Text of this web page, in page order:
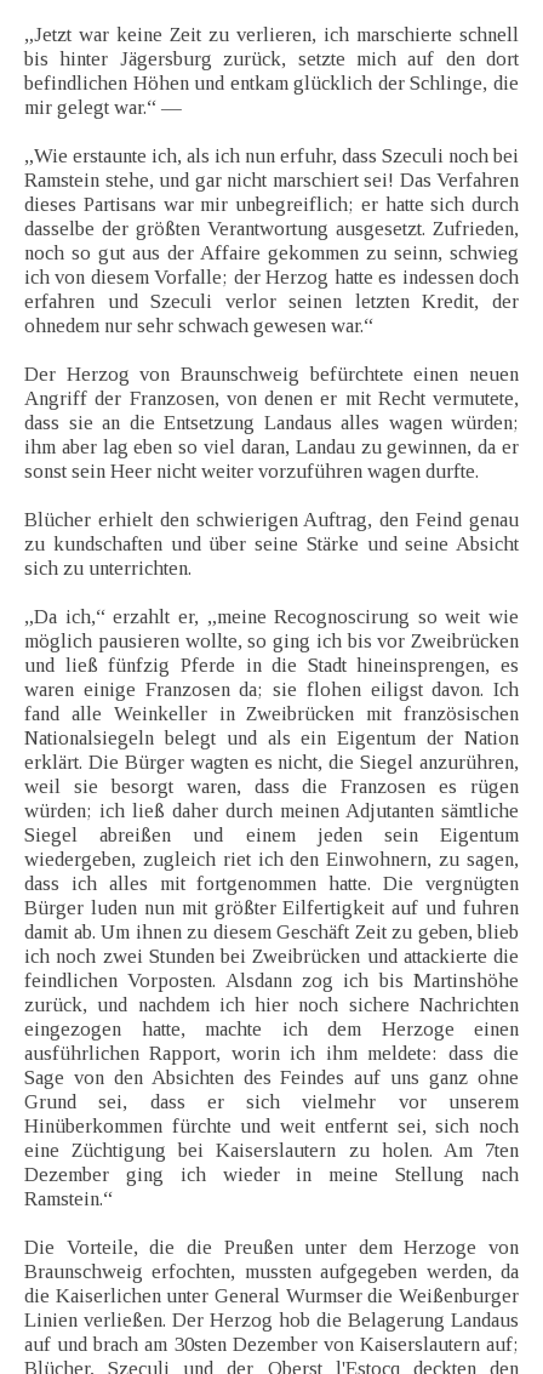
„Jetzt war keine Zeit zu verlieren, ich marschierte schnell
bis hinter Jägersburg zurück, setzte mich auf den dort
befindlichen Höhen und entkam glücklich der Schlinge, die
mir gelegt war.“ —
„Wie erstaunte ich, als ich nun erfuhr, dass Szeculi noch bei
Ramstein stehe, und gar nicht marschiert sei! Das Verfahren
dieses Partisans war mir unbegreiflich; er hatte sich durch
dasselbe der größten Verantwortung ausgesetzt. Zufrieden,
noch so gut aus der Affaire gekommen zu seinn, schwieg
ich von diesem Vorfalle; der Herzog hatte es indessen doch
erfahren und Szeculi verlor seinen letzten Kredit, der
ohnedem nur sehr schwach gewesen war.“
Der Herzog von Braunschweig befürchtete einen neuen
Angriff der Franzosen, von denen er mit Recht vermutete,
dass sie an die Entsetzung Landaus alles wagen würden;
ihm aber lag eben so viel daran, Landau zu gewinnen, da er
sonst sein Heer nicht weiter vorzuführen wagen durfte.
Blücher erhielt den schwierigen Auftrag, den Feind genau
zu kundschaften und über seine Stärke und seine Absicht
sich zu unterrichten.
„Da ich,“ erzahlt er, „meine Recognoscirung so weit wie
möglich pausieren wollte, so ging ich bis vor Zweibrücken
und ließ fünfzig Pferde in die Stadt hineinsprengen, es
waren einige Franzosen da; sie flohen eiligst davon. Ich
fand alle Weinkeller in Zweibrücken mit französischen
Nationalsiegeln belegt und als ein Eigentum der Nation
erklärt. Die Bürger wagten es nicht, die Siegel anzurühren,
weil sie besorgt waren, dass die Franzosen es rügen
würden; ich ließ daher durch meinen Adjutanten sämtliche
Siegel abreißen und einem jeden sein Eigentum
wiedergeben, zugleich riet ich den Einwohnern, zu sagen,
dass ich alles mit fortgenommen hatte. Die vergnügten
Bürger luden nun mit größter Eilfertigkeit auf und fuhren
damit ab. Um ihnen zu diesem Geschäft Zeit zu geben, blieb
ich noch zwei Stunden bei Zweibrücken und attackierte die
feindlichen Vorposten. Alsdann zog ich bis Martinshöhe
zurück, und nachdem ich hier noch sichere Nachrichten
eingezogen hatte, machte ich dem Herzoge einen
ausführlichen Rapport, worin ich ihm meldete: dass die
Sage von den Absichten des Feindes auf uns ganz ohne
Grund sei, dass er sich vielmehr vor unserem
Hinüberkommen fürchte und weit entfernt sei, sich noch
eine Züchtigung bei Kaiserslautern zu holen. Am 7ten
Dezember ging ich wieder in meine Stellung nach
Ramstein.“
Die Vorteile, die die Preußen unter dem Herzoge von
Braunschweig erfochten, mussten aufgegeben werden, da
die Kaiserlichen unter General Wurmser die Weißenburger
Linien verließen. Der Herzog hob die Belagerung Landaus
auf und brach am 30sten Dezember von Kaiserslautern auf;
Blücher, Szeculi und der Oberst l'Estocq deckten den